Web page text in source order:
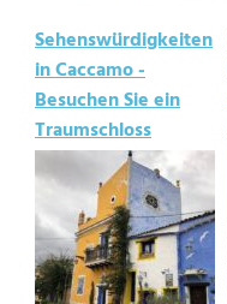
Sehenswürdigkeiten
in Caccamo -
Besuchen Sie ein
Traumschloss